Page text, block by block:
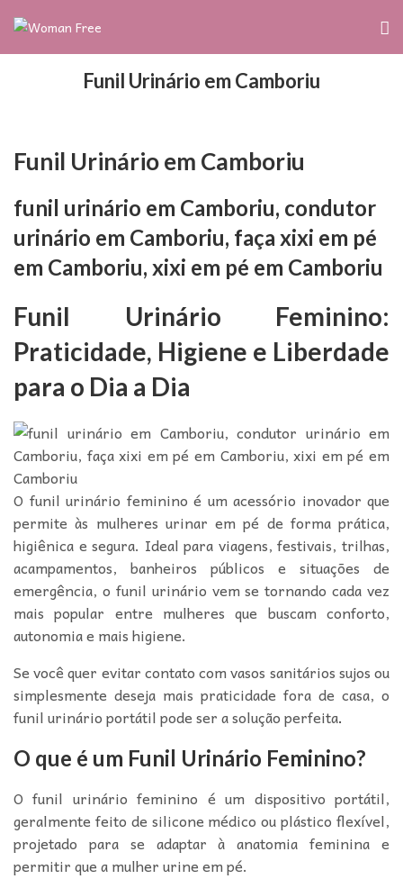
Funil Urinário em Camboriu
Funil Urinário em Camboriu
funil urinário em Camboriu, condutor
urinário em Camboriu, faça xixi em pé
em Camboriu, xixi em pé em Camboriu
Funil Urinário Feminino:
Praticidade, Higiene e Liberdade
para o Dia a Dia
O funil urinário feminino é um acessório inovador que
permite às mulheres urinar em pé de forma prática,
higiênica e segura. Ideal para viagens, festivais, trilhas,
acampamentos, banheiros públicos e situações de
emergência, o funil urinário vem se tornando cada vez
mais popular entre mulheres que buscam conforto,
autonomia e mais higiene.
Se você quer evitar contato com vasos sanitários sujos ou
simplesmente deseja mais praticidade fora de casa, o
funil urinário portátil pode ser a solução perfeita.
O que é um Funil Urinário Feminino?
O funil urinário feminino é um dispositivo portátil,
geralmente feito de silicone médico ou plástico flexível,
projetado para se adaptar à anatomia feminina e
permitir que a mulher urine em pé.